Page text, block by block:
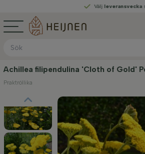
leveransveckasjälv
Achillea filipendulina 'Cloth of Gold'
Praktröllika